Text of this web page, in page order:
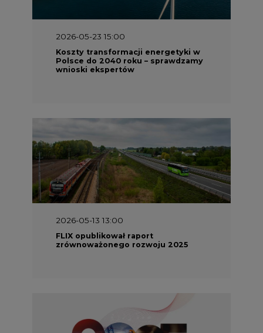
2026-05-23 15:00
Koszty transformacji energetyki w
Polsce do 2040 roku – sprawdzamy
wnioski ekspertów
2026-05-13 13:00
FLIX opublikował raport
zrównoważonego rozwoju 2025